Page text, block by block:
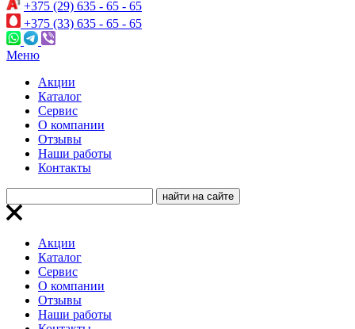
+375 (29) 635 - 65 - 65
+375 (33) 635 - 65 - 65
Меню
Акции
Каталог
Сервис
О компании
Отзывы
Наши работы
Контакты
Акции
Каталог
Сервис
О компании
Отзывы
Наши работы